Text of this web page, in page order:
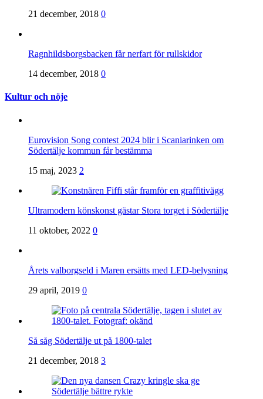
21 december, 2018 0
Ragnhildsborgsbacken får nerfart för rullskidor
14 december, 2018 0
Kultur och nöje
Eurovision Song contest 2024 blir i Scaniarinken om
Södertälje kommun får bestämma
15 maj, 2023 2
Ultramodern könskonst gästar Stora torget i Södertälje
11 oktober, 2022 0
Årets valborgseld i Maren ersätts med LED-belysning
29 april, 2019 0
Så såg Södertälje ut på 1800-talet
21 december, 2018 3